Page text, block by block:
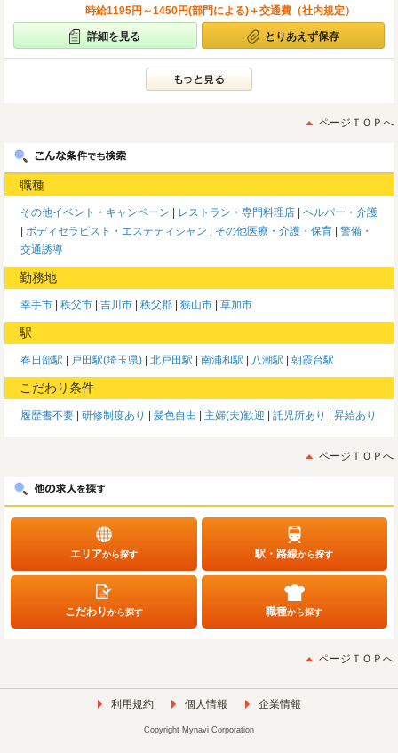
時給1195円～1450円(部門による)＋交通費（社内規定）
詳細を見る とりあえず保存
ページＴＯＰへ
職種
その他イベント・キャンペーン レストラン・専門料理店
ヘルパー・介護
ボディセラピスト・エステティシャン
その他医療・介護・保育
警備・
交通誘導
勤務地
幸手市 秩父市 吉川市 秩父郡 狭山市 草加市
駅
春日部駅 戸田駅(埼玉県) 北戸田駅 南浦和駅 八潮駅 朝霞台駅
こだわり条件
履歴書不要 研修制度あり 髪色自由 主婦(夫)歓迎 託児所あり 昇給あり
ページＴＯＰへ
エリアから探す 駅・路線から探す
こだわりから探す 職種から探す
ページＴＯＰへ
利用規約 個人情報 企業情報
Copyright Mynavi Corporation